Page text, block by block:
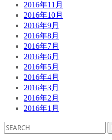
2016年11月
2016年10月
2016年9月
2016年8月
2016年7月
2016年6月
2016年5月
2016年4月
2016年3月
2016年2月
2016年1月